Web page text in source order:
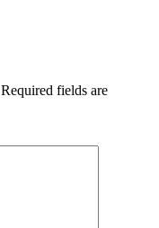
Required fields are